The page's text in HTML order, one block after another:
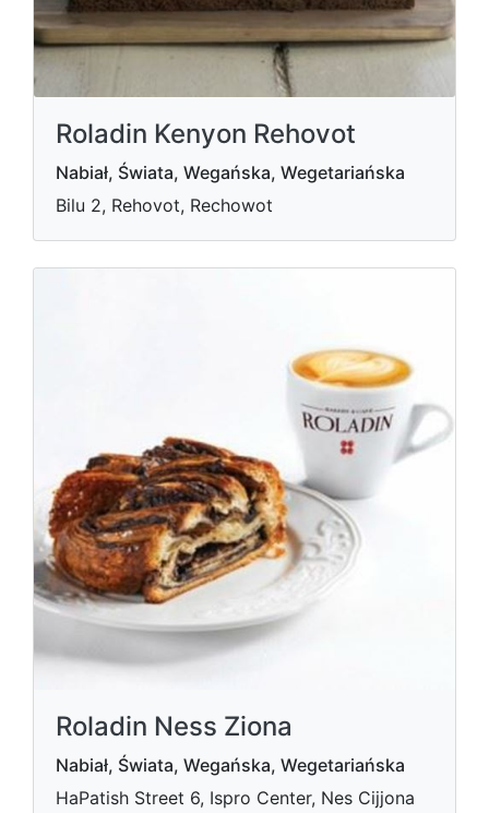
Roladin Kenyon Rehovot
Nabiał, Świata, Wegańska, Wegetariańska
Bilu 2, Rehovot, Rechowot
Roladin Ness Ziona
Nabiał, Świata, Wegańska, Wegetariańska
HaPatish Street 6, Ispro Center, Nes Cijjona